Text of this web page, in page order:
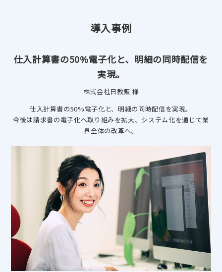
導入事例
仕入計算書の50%電子化と、明細の同時配信を
実現。
株式会社日教販 様
仕入計算書の50%電子化と、明細の同時配信を実現。
今後は請求書の電子化へ取り組みを拡大、システム化を通じて業
界全体の改革へ。